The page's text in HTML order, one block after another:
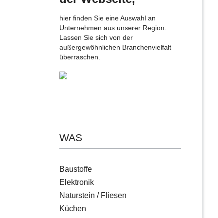
hier finden Sie eine Auswahl an
Unternehmen aus unserer Region.
Lassen Sie sich von der
außergewöhnlichen Branchenvielfalt
überraschen.
WAS
Baustoffe
Elektronik
Naturstein / Fliesen
Küchen